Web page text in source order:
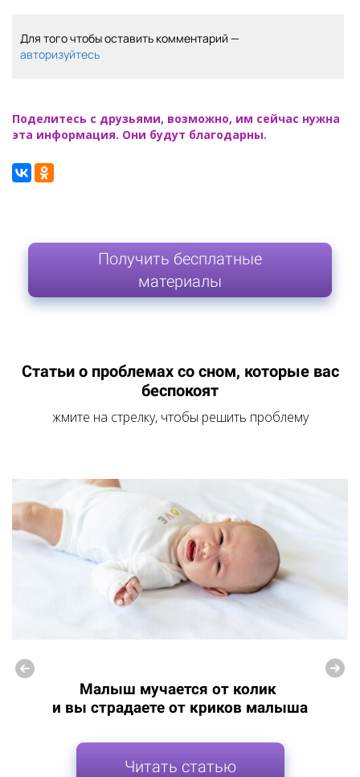
Для того чтобы оставить комментарий —
авторизуйтесь
Поделитесь с друзьями, возможно, им сейчас нужна
эта информация. Они будут благодарны.
Получить бесплатные
материалы
Статьи о проблемах со сном, которые вас
беспокоят
жмите на стрелку, чтобы решить проблему
Малыш мучается от колик
и вы страдаете от криков малыша
Читать статью